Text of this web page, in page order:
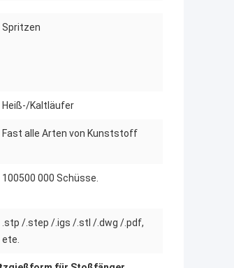
Spritzen
Heiß-/Kaltläufer
Fast alle Arten von Kunststoff
100500 000 Schüsse.
.stp /.step /.igs /.stl /.dwg /.pdf,
ete.